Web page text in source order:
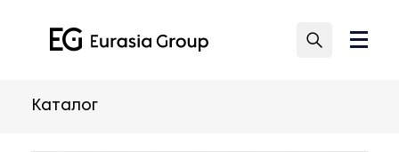
Каталог